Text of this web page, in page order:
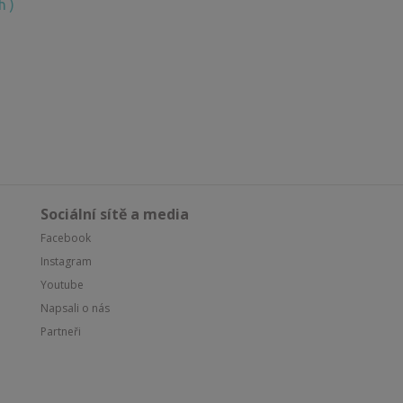
)
Sociální sítě a media
Facebook
Instagram
Youtube
Napsali o nás
Partneři